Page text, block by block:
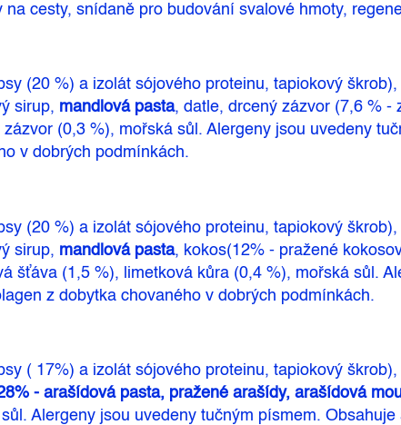
cesty, snídaně pro budování svalové hmoty,
(20 %) a izolát sójového proteinu, tapiokový
sirup, mandlová pasta, datle, drcený zázvor (7,6 % -
(0,3 %), mořská sůl. Alergeny jsou uvedeny
v dobrých podmínkách.
(20 %) a izolát sójového proteinu, tapiokový
sirup, mandlová pasta, kokos(12% - pražené
šťáva (1,5 %), limetková kůra (0,4 %), mořská sůl.
z dobytka chovaného v dobrých podmínkách.
( 17%) a izolát sójového proteinu, tapiokový
- arašídová pasta, pražené arašídy, arašídová
Alergeny jsou uvedeny tučným písmem.